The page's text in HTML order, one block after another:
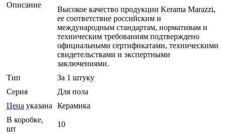
Описание
Высокое качество продукции Kerama Marazzi,
ее соответствие российским и
международным стандартам, нормативам и
техническим требованиям подтверждено
официальными сертификатами, техническими
свидетельствами и экспертными
заключениями.
Тип
За 1 штуку
Серия
Для пола
Цена указана Керамика
В коробке,
шт
10